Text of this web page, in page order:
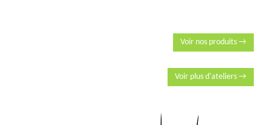
Voir nos produits →
Voir plus d'ateliers →